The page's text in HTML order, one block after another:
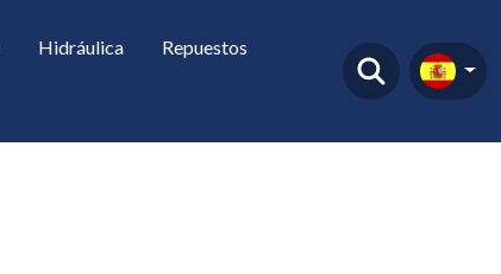
Hidráulica Repuestos